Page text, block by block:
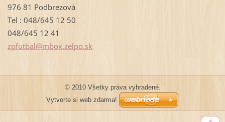
976 81 Podbrezová
Tel : 048/645 12 50
048/645 12 41
zpfutbal@mbox.zelpo.sk
© 2010 Všetky práva vyhradené.
Vytvorte si web zdarma!